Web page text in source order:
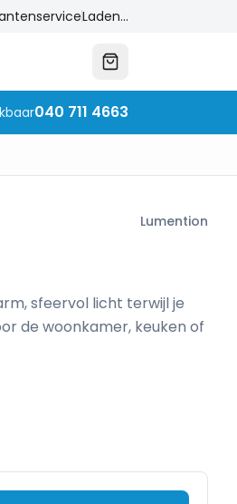
Laden...
040 711 4663
Lumention
sfeervol licht terwijl je
de woonkamer, keuken of